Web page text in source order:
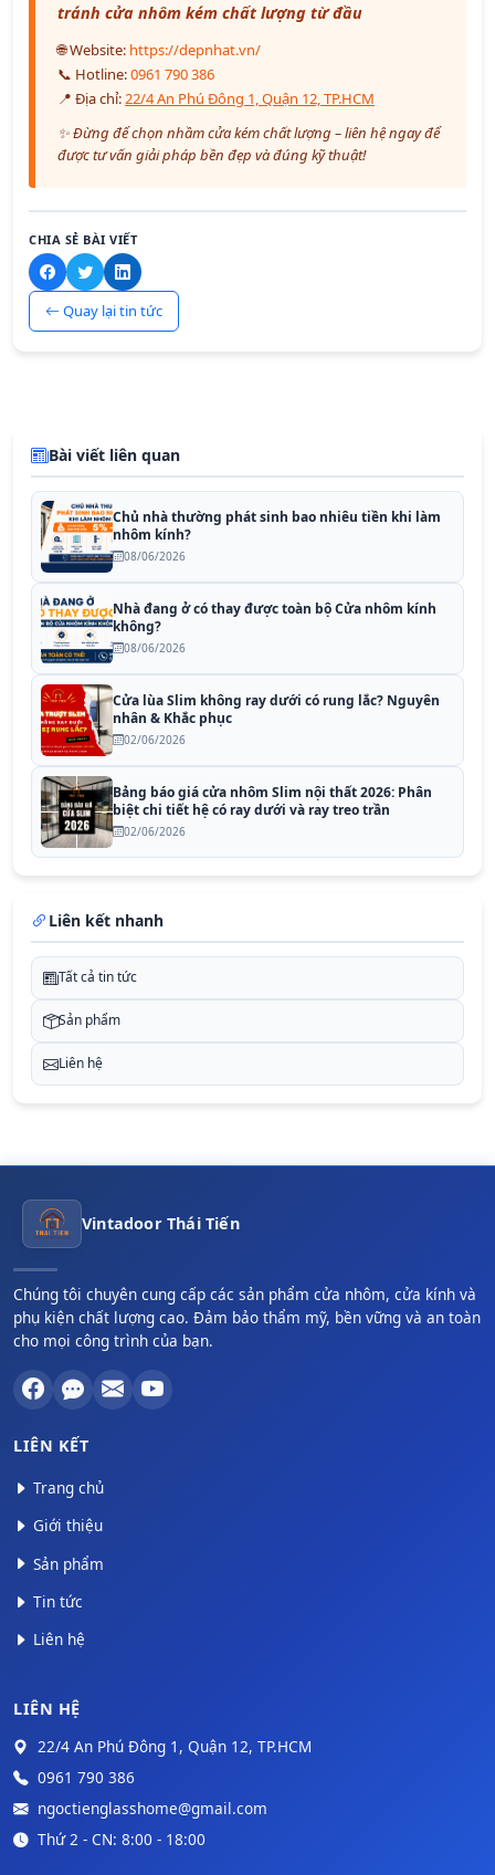
tránh cửa nhôm kém chất lượng từ đầu
🌐 Website: https://depnhat.vn/
📞 Hotline:0961 790 386
📍 Địa chỉ:22/4 An Phú Đông 1, Quận 12, TP.HCM
✨ Đừng để chọn nhầm cửa kém chất lượng – liên hệ ngay để
được tư vấn giải pháp bền đẹp và đúng kỹ thuật!
CHIA SẺ BÀI VIẾT
Quay lại tin tức
Bài viết liên quan
Chủ nhà thường phát sinh bao nhiêu tiền khi làm
nhôm kính?
08/06/2026
Nhà đang ở có thay được toàn bộ Cửa nhôm kính
không?
08/06/2026
Cửa lùa Slim không ray dưới có rung lắc? Nguyên
nhân & Khắc phục
02/06/2026
Bảng báo giá cửa nhôm Slim nội thất 2026: Phân
biệt chi tiết hệ có ray dưới và ray treo trần
02/06/2026
Liên kết nhanh
Tất cả tin tức
Sản phẩm
Liên hệ
Vintadoor Thái Tiến
Chúng tôi chuyên cung cấp các sản phẩm cửa nhôm, cửa kính và
phụ kiện chất lượng cao. Đảm bảo thẩm mỹ, bền vững và an toàn
cho mọi công trình của bạn.
LIÊN KẾT
Trang chủ
Giới thiệu
Sản phẩm
Tin tức
Liên hệ
LIÊN HỆ
22/4 An Phú Đông 1, Quận 12, TP.HCM
0961 790 386
ngoctienglasshome@gmail.com
Thứ 2 - CN: 8:00 - 18:00